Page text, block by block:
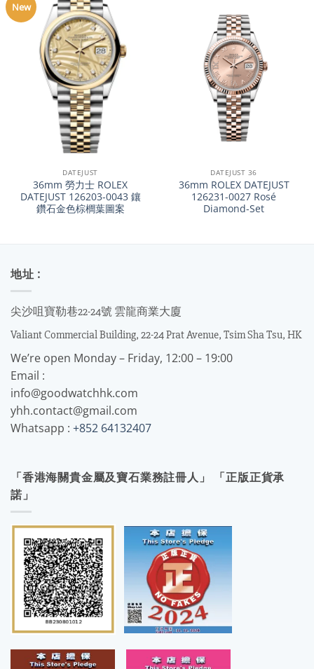
New
DATEJUST
36mm 勞力士 ROLEX
DATEJUST 126203-0043 鑲
鑽石金色棕櫚葉圖案
DATEJUST 36
36mm ROLEX DATEJUST
126231-0027 Rosé
Diamond-Set
地址 :
尖沙咀寶勒巷22-24號 雲龍商業大廈
Valiant Commercial Building, 22-24 Prat Avenue, Tsim Sha Tsu, HK
We’re open Monday – Friday, 12:00 – 19:00
Email :
info@goodwatchhk.com
yhh.contact@gmail.com
Whatsapp : +852 64132407
「香港海關貴金屬及寶石業務註冊人」 「正版正貨承
諾」